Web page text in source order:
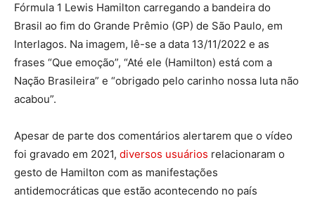
Fórmula 1 Lewis Hamilton carregando a bandeira do
Brasil ao fim do Grande Prêmio (GP) de São Paulo, em
Interlagos. Na imagem, lê-se a data 13/11/2022 e as
frases “Que emoção”, “Até ele (Hamilton) está com a
Nação Brasileira” e “obrigado pelo carinho nossa luta não
acabou”.
Apesar de parte dos comentários alertarem que o vídeo
foi gravado em 2021, diversos usuários relacionaram o
gesto de Hamilton com as manifestações
antidemocráticas que estão acontecendo no país